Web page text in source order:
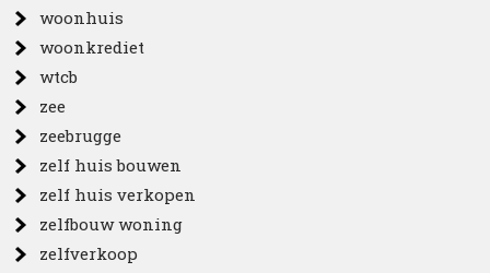
woonhuis
woonkrediet
wtcb
zee
zeebrugge
zelf huis bouwen
zelf huis verkopen
zelfbouw woning
zelfverkoop